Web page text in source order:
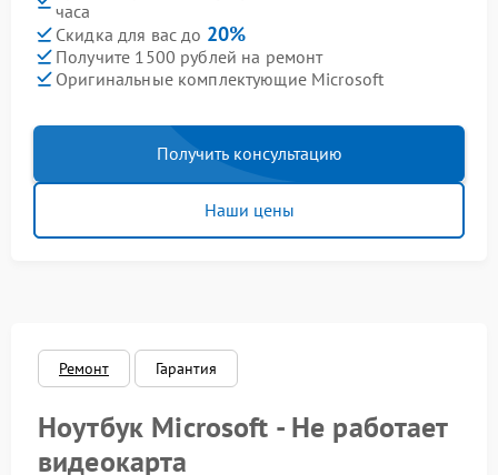
часа
Скидка для вас до 20%
Получите 1500 рублей на ремонт
Оригинальные комплектующие Microsoft
Получить консультацию
Наши цены
Ремонт Гарантия
Ноутбук Microsoft - Не работает
видеокарта